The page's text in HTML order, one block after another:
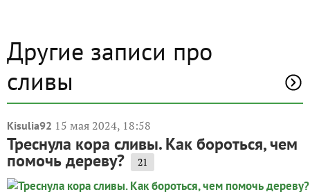
Другие записи про
сливы
Kisulia92 15 мая 2024, 18:58
Треснула кора сливы. Как бороться, чем
помочь дереву? 21